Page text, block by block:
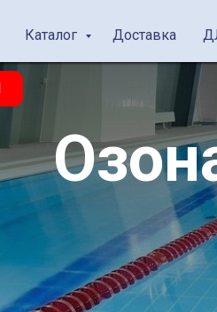
Каталог Доставка